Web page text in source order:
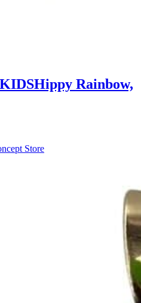
Hippy Rainbow,
Store